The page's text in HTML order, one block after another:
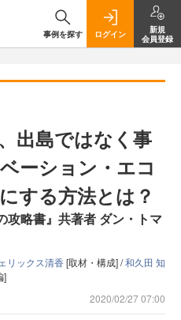
事例を探す ログイン
新規
会員登録
出島ではなく事
ーション・エコ
する方法とは？
攻略書』共著者 ダン・トマ
リックス清香[取材・構成] /和久田 知
]
2020/02/27 07:00